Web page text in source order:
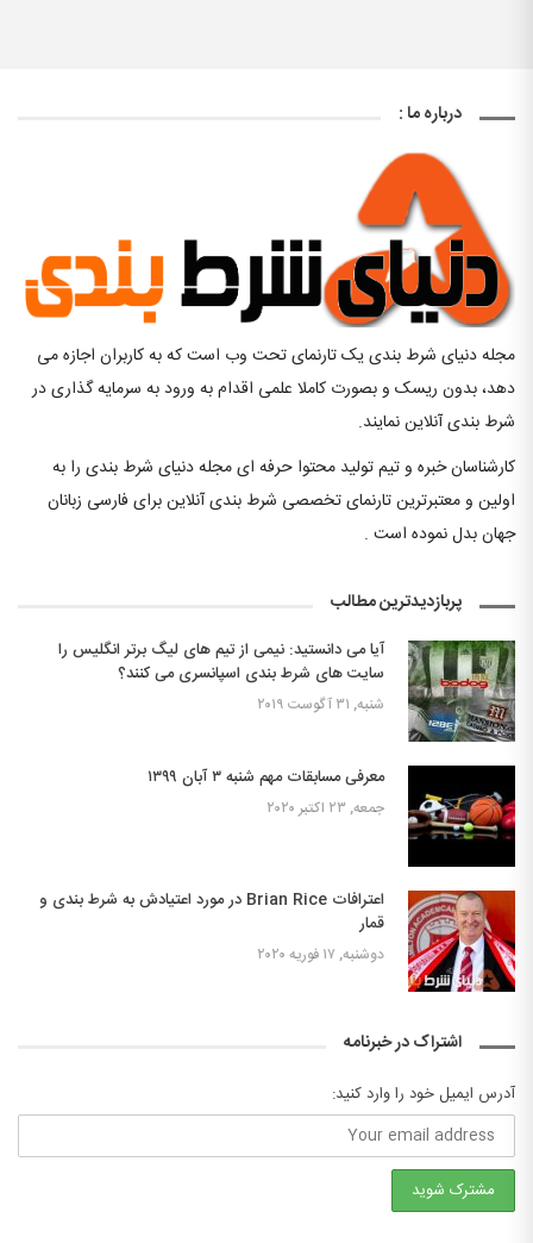
درباره ما :
مجله دنیای شرط بندی یک تارنمای تحت وب است که به کاربران اجازه می
دهد، بدون ریسک و بصورت کاملا علمی اقدام به ورود به سرمایه گذاری در
شرط بندی آنلاین نمایند.
کارشناسان خبره و تیم تولید محتوا حرفه ای مجله دنیای شرط بندی را به
اولین و معتبرترین تارنمای تخصصی شرط بندی آنلاین برای فارسی زبانان
جهان بدل نموده است .
پربازدیدترین مطالب
آیا می دانستید: نیمی از تیم های لیگ برتر انگلیس را
سایت های شرط بندی اسپانسری می کنند؟
شنبه, ۳۱ آگوست ۲۰۱۹
معرفی مسابقات مهم شنبه ۳ آبان ۱۳۹۹
جمعه, ۲۳ اکتبر ۲۰۲۰
اعترافات Brian Rice در مورد اعتیادش به شرط بندی و
قمار
دوشنبه, ۱۷ فوریه ۲۰۲۰
اشتراک در خبرنامه
آدرس ایمیل خود را وارد کنید: